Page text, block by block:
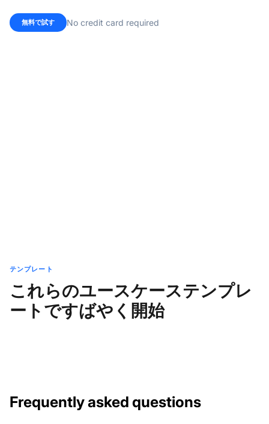
無料で試す No credit card required
テンプレート
これらのユースケーステンプレ
ートですばやく開始
Frequently asked questions